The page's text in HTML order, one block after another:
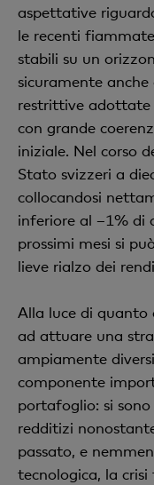
aspettative
le recenti
stabili su un
sicuramente
restrittive adottate
con grande
iniziale. Nel corso
Stato svizzeri a
collocandosi
inferiore al –1% di
prossimi mesi si
lieve rialzo dei
Alla luce di quanto
ad attuare una
ampiamente
componente
portafoglio: si
redditizi
passato, e
tecnologica, la